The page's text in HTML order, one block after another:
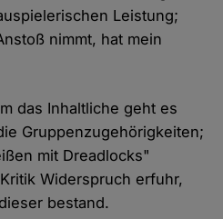
Leistung;
nimmt, hat mein
das Inhaltliche geht es
Gruppenzugehörigkeiten;
mit Dreadlocks"
Widerspruch erfuhr,
bestand.